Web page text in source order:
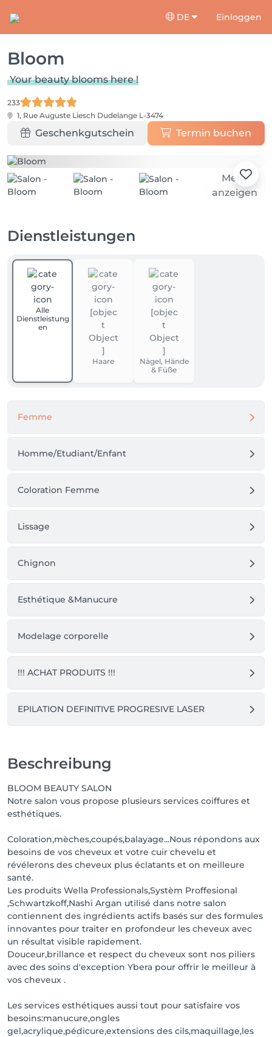
DE Einloggen
Bloom
Your beauty blooms here !
233
1, Rue Auguste Liesch Dudelange L-3474
Geschenkgutschein Termin buchen
Mehr
anzeigen
Dienstleistungen
Alle
Dienstleistung
en
Haare
Nägel, Hände
& Füße
Femme
Homme/Etudiant/Enfant
Coloration Femme
Lissage
Chignon
Esthétique &Manucure
Modelage corporelle
!!! ACHAT PRODUITS !!!
EPILATION DEFINITIVE PROGRESIVE LASER
Beschreibung
BLOOM BEAUTY SALON
Notre salon vous propose plusieurs services coiffures et
esthétiques.
Coloration,mèches,coupés,balayage...Nous répondons aux
besoins de vos cheveux et votre cuir chevelu et
révélerons des cheveux plus éclatants et on meilleure
santé.
Les produits Wella Professionals,Systèm Proffesional
,Schwartzkoff,Nashi Argan utilisé dans notre salon
contiennent des ingrédients actifs basés sur des formules
innovantes pour traiter en profondeur les cheveux avec
un résultat visible rapidement.
Douceur,brillance et respect du cheveux sont nos piliers
avec des soins d'exception Ybera pour offrir le meilleur à
vos cheveux .
Les services esthétiques aussi tout pour satisfaire vos
besoins:manucure,ongles
gel,acrylique,pédicure,extensions des cils,maquillage,les